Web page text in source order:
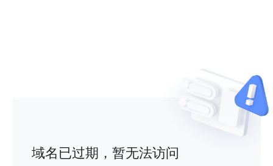
域名已过期，暂无法访问